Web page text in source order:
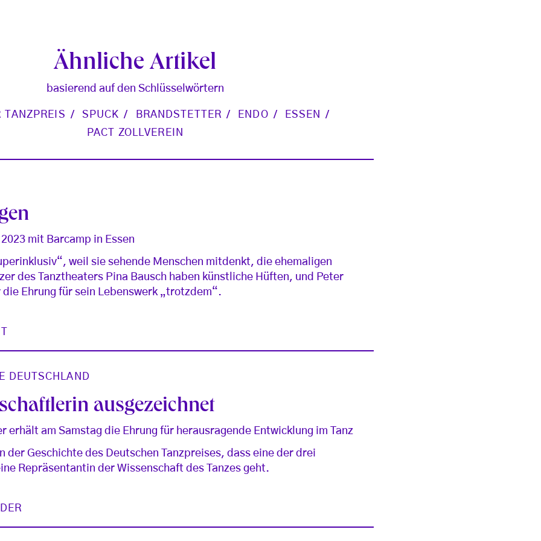
Ähnliche Artikel
basierend auf den Schlüsselwörtern
TANZPREIS SPUCK BRANDSTETTER ENDO
ESSEN
PACT ZOLLVEREIN
mit Barcamp in Essen
weil sie sehende Menschen mitdenkt, die ehemaligen
des Tanztheaters Pina Bausch haben künstliche Hüften, und Peter
Ehrung für sein Lebenswerk „trotzdem“.
DEUTSCHLAND
ausgezeichnet
erhält am Samstag die Ehrung für herausragende Entwicklung im Tanz
der Geschichte des Deutschen Tanzpreises, dass eine der drei
Repräsentantin der Wissenschaft des Tanzes geht.